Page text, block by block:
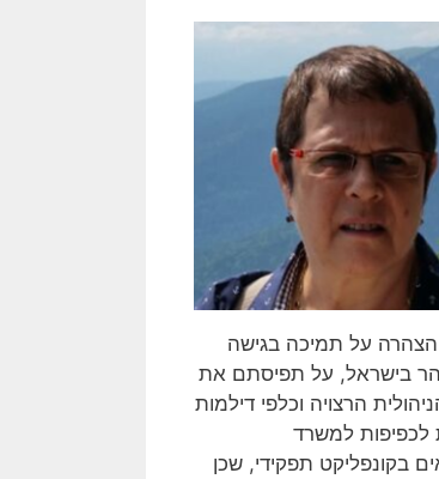
על תמיכה בגישה
בישראל, על תפיסתם את
הרצויה וכלפי דילמות
לכפיפות למשרד
בקונפליקט תפקידי, שכן